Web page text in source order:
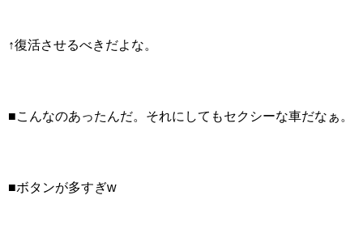
↑復活させるべきだよな。
■こんなのあったんだ。それにしてもセクシーな車だなぁ。
■ボタンが多すぎw